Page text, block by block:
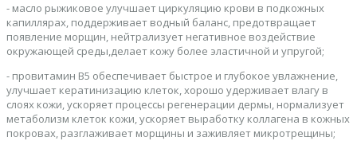
- масло рыжиковое улучшает циркуляцию крови в подкожных
капиллярах, поддерживает водный баланс, предотвращает
появление морщин, нейтрализует негативное воздействие
окружающей среды,делает кожу более эластичной и упругой;
- провитамин В5 обеспечивает быстрое и глубокое увлажнение,
улучшает кератинизацию клеток, хорошо удерживает влагу в
слоях кожи, ускоряет процессы регенерации дермы, нормализует
метаболизм клеток кожи, ускоряет выработку коллагена в кожных
покровах, разглаживает морщины и заживляет микротрещины;